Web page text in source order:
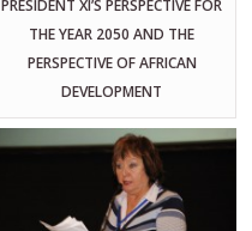
PRESIDENT XI’S PERSPECTIVE FOR
THE YEAR 2050 AND THE
PERSPECTIVE OF AFRICAN
DEVELOPMENT